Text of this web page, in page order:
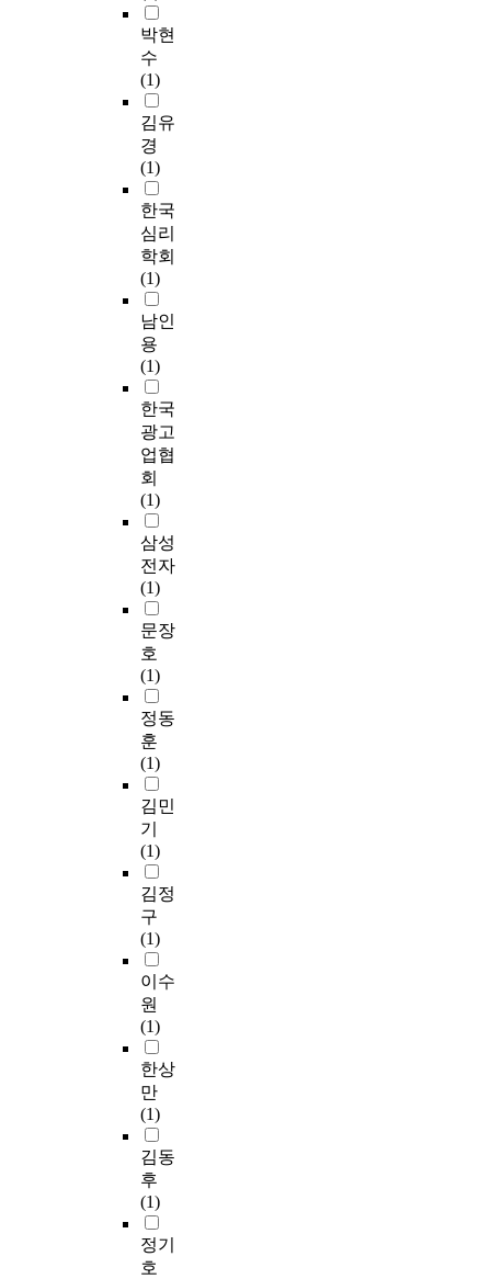
박현
수
(1)
김유
경
(1)
한국
심리
학회
(1)
남인
용
(1)
한국
광고
업협
회
(1)
삼성
전자
(1)
문장
호
(1)
정동
훈
(1)
김민
기
(1)
김정
구
(1)
이수
원
(1)
한상
만
(1)
김동
후
(1)
정기
호